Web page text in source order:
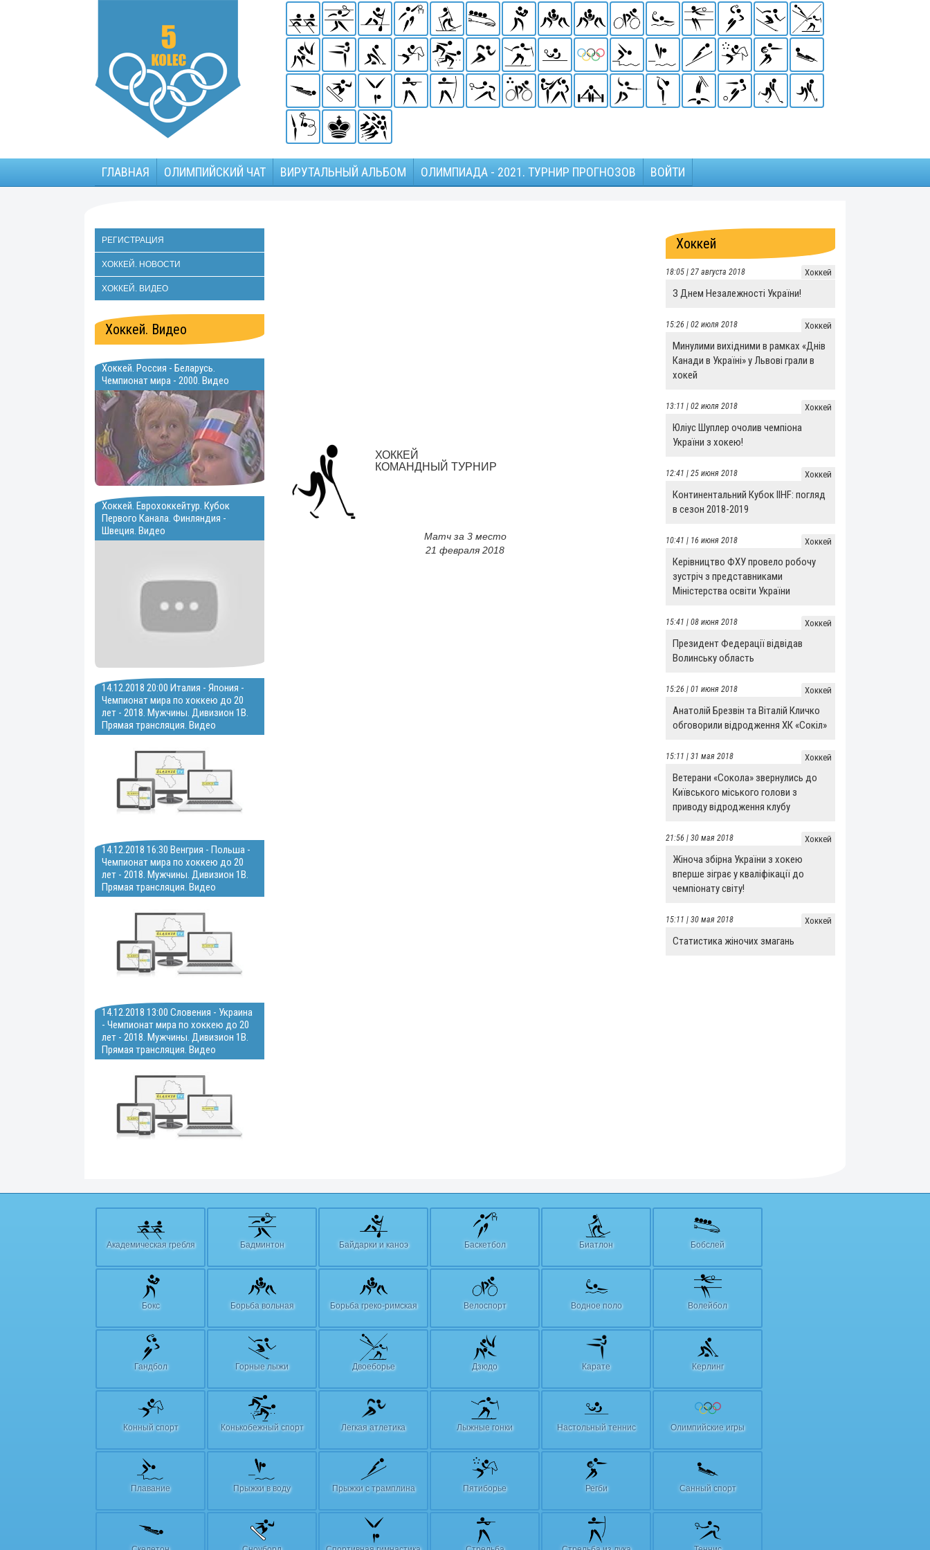
ГЛАВНАЯ ОЛИМПИЙСКИЙ ЧАТ ВИРУТАЛЬНЫЙ АЛЬБОМ ОЛИМПИАДА - 2021. ТУРНИР ПРОГНОЗОВ ВОЙТИ
РЕГИСТРАЦИЯ
ХОККЕЙ. НОВОСТИ
ХОККЕЙ. ВИДЕО
Хоккей. Видео
Хоккей. Россия - Беларусь.
Чемпионат мира - 2000. Видео
Хоккей. Еврохоккейтур. Кубок
Первого Канала. Финляндия -
Швеция. Видео
14.12.2018 20:00 Италия - Япония -
Чемпионат мира по хоккею до 20
лет - 2018. Мужчины. Дивизион 1В.
Прямая трансляция. Видео
14.12.2018 16:30 Венгрия - Польша -
Чемпионат мира по хоккею до 20
лет - 2018. Мужчины. Дивизион 1В.
Прямая трансляция. Видео
14.12.2018 13:00 Словения - Украина
- Чемпионат мира по хоккею до 20
лет - 2018. Мужчины. Дивизион 1В.
Прямая трансляция. Видео
ХОККЕЙ
КОМАНДНЫЙ ТУРНИР
Матч за 3 место
21 февраля 2018
Хоккей
Хоккей
18:05 | 27 августа 2018
З Днем Незалежності України!
Хоккей
15:26 | 02 июля 2018
Минулими вихідними в рамках «Днів
Канади в Україні» у Львові грали в
хокей
Хоккей
13:11 | 02 июля 2018
Юліус Шуплер очолив чемпіона
України з хокею!
Хоккей
12:41 | 25 июня 2018
Континентальний Кубок IIHF: погляд
в сезон 2018-2019
Хоккей
10:41 | 16 июня 2018
Керівництво ФХУ провело робочу
зустріч з представниками
Міністерства освіти України
Хоккей
15:41 | 08 июня 2018
Президент Федерації відвідав
Волинську область
Хоккей
15:26 | 01 июня 2018
Анатолій Брезвін та Віталій Кличко
обговорили відродження ХК «Сокіл»
Хоккей
15:11 | 31 мая 2018
Ветерани «Сокола» звернулись до
Київського міського голови з
приводу відродження клубу
Хоккей
21:56 | 30 мая 2018
Жіноча збірна України з хокею
вперше зіграє у кваліфікації до
чемпіонату світу!
Хоккей
15:11 | 30 мая 2018
Статистика жіночих змагань
Академическая гребля Бадминтон Байдарки и каноэ Баскетбол Биатлон Бобслей
Бокс Борьба вольная Борьба греко-римская Велоспорт Водное поло Волейбол
Гандбол Горные лыжи Двоеборье Дзюдо Карате Керлинг
Конный спорт Конькобежный спорт Легкая атлетика Лыжные гонки Настольный теннис Олимпийские игры
Плавание Прыжки в воду Прыжки с трамплина Пятиборье Регби Санный спорт